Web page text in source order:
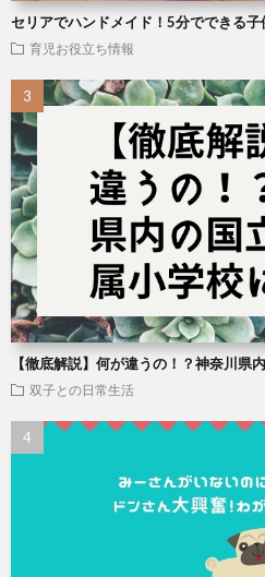
セリアでハンドメイド！5分でできる
育児お役立ち情報
【徹底解説】何が違うの！？神奈川県
双子との日常生活